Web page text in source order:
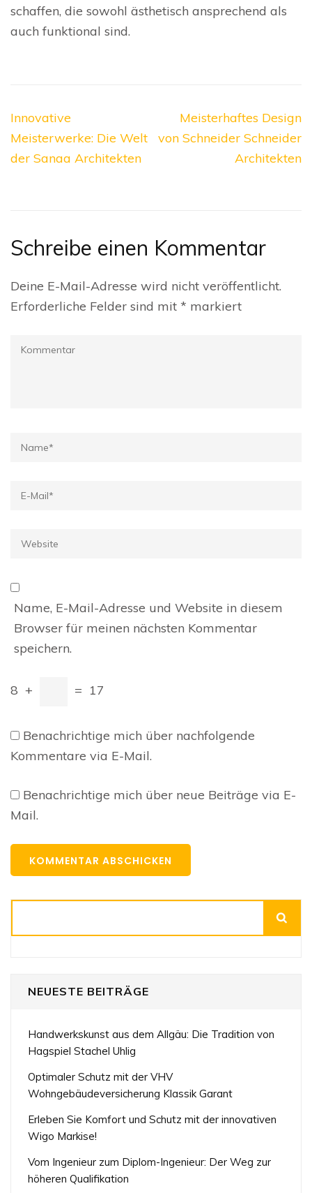
schaffen, die sowohl ästhetisch ansprechend als
auch funktional sind.
Beitragsnavigation
Innovative
Meisterwerke: Die Welt
der Sanaa Architekten
Meisterhaftes Design
von Schneider Schneider
Architekten
Schreibe einen Kommentar
Deine E-Mail-Adresse wird nicht veröffentlicht.
Erforderliche Felder sind mit * markiert
Kommentar
Name*
E-
Website
Name, E-Mail-Adresse und Website in diesem
Browser für meinen nächsten Kommentar
speichern.
8 + = 17
Benachrichtige mich über nachfolgende
Kommentare via E-Mail.
Benachrichtige mich über neue Beiträge via E-
Mail.
NEUESTE BEITRÄGE
Handwerkskunst aus dem Allgäu: Die Tradition von
Hagspiel Stachel Uhlig
Optimaler Schutz mit der VHV
Wohngebäudeversicherung Klassik Garant
Erleben Sie Komfort und Schutz mit der innovativen
Wigo Markise!
Vom Ingenieur zum Diplom-Ingenieur: Der Weg zur
höheren Qualifikation